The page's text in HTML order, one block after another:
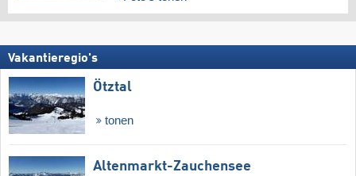
Vakantieregio's
Ötztal
tonen
Altenmarkt-Zauchensee